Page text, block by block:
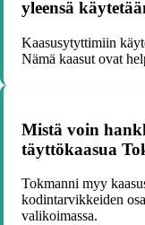
yleensä
Kaasusytyttimiin
Nämä kaasut ovat
Mistä voin
täyttökaasua
Tokmanni myy
kodintarvikkeiden
valikoimassa.